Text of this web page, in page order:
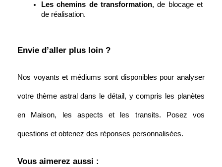
Les chemins de transformation, de blocage et
de réalisation.
Envie d’aller plus loin ?
Nos voyants et médiums sont disponibles pour analyser
votre thème astral dans le détail, y compris les planètes
en Maison, les aspects et les transits. Posez vos
questions et obtenez des réponses personnalisées.
Vous aimerez aussi :